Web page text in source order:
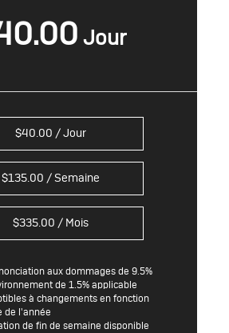
$40.00 / Jour
$135.00 / Semaine
$335.00 / Mois
aux dommages de 9.5%
de 1.5% applicable
à changements en fonction
de l'année
de fin de semaine disponible